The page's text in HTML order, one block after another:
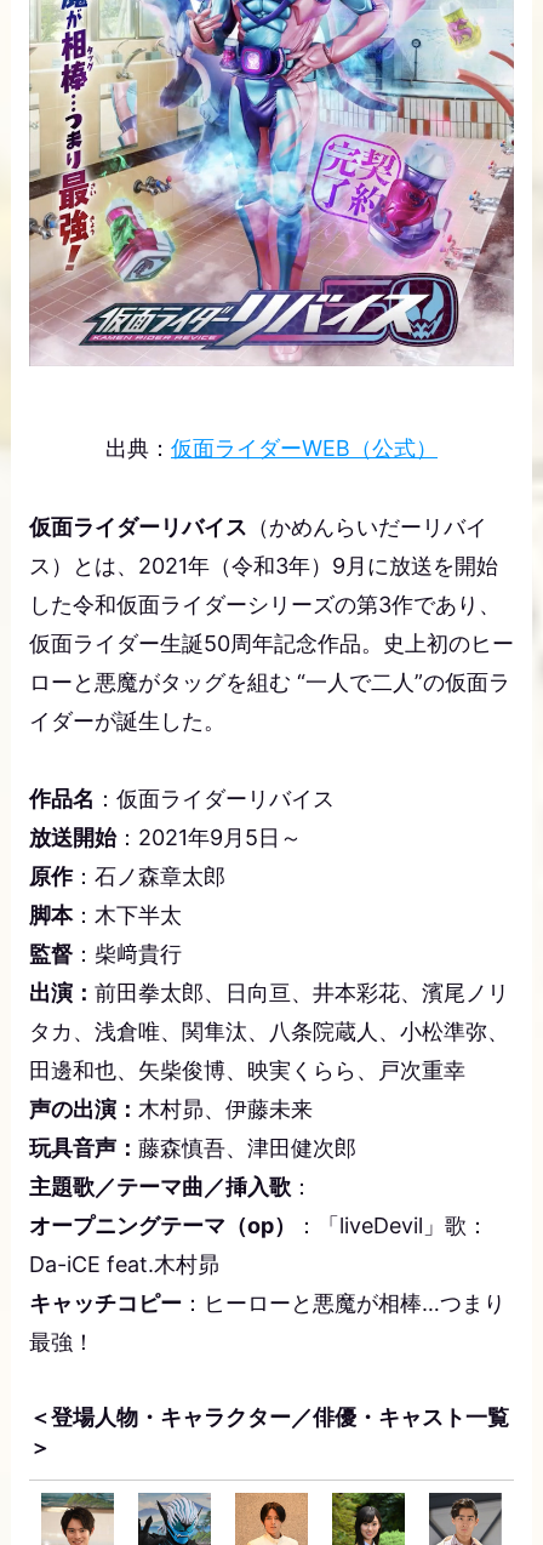
出典： 仮面ライダーWEB（公式）
仮面ライダーリバイス （かめんらいだーリバイ
ス）とは、2021年（令和3年）9月に放送を開始
した令和仮面ライダーシリーズの第3作であり、
仮面ライダー生誕50周年記念作品。史上初のヒー
ローと悪魔がタッグを組む “一人で二人”の仮面ラ
イダーが誕生した。
作品名 ：仮面ライダーリバイス
放送開始：2021年9月5日～
原作：石ノ森章太郎
脚本：木下半太
監督：柴﨑貴行
出演： 前田拳太郎、日向亘、井本彩花、濱尾ノリ
タカ、浅倉唯、関隼汰、八条院蔵人、小松準弥、
田邊和也、矢柴俊博、映実くらら、戸次重幸
声の出演： 木村昴、伊藤未来
玩具音声： 藤森慎吾、津田健次郎
主題歌／テーマ曲／挿入歌：
オープニングテーマ（op）
：「liveDevil」歌：
Da-iCE feat.木村昴
キャッチコピー：ヒーローと悪魔が相棒…つまり
最強！
＜登場人物・キャラクター／俳優・キャスト一覧
＞